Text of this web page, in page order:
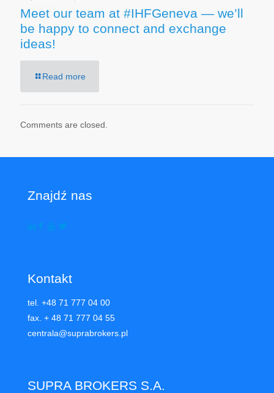
Meet our team at #IHFGeneva — we’ll
be happy to connect and exchange
ideas!
Read more
Comments are closed.
Znajdź nas
Kontakt
tel. +48 71 777 04 00
fax. + 48 71 777 04 55
centrala@suprabrokers.pl
SUPRA BROKERS S.A.